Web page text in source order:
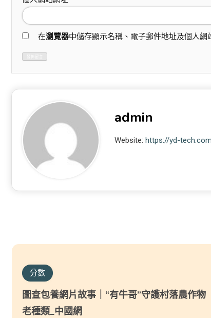
在瀏覽器中儲存顯示名稱、電子郵件地址及個人網
admin
Website:https://yd-
分數
圖查包養網片故事｜“有牛哥”守護村落農作物
老種類_中國網